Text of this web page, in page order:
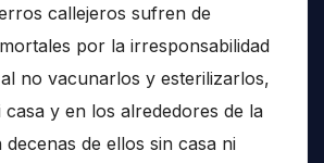
callejeros sufren de
por la irresponsabilidad
no vacunarlos y esterilizarlos,
y en los alrededores de la
decenas de ellos sin casa ni